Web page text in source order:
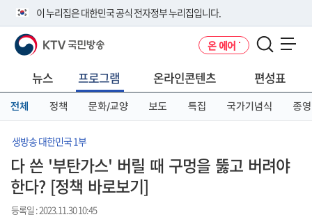
이 누리집은 대한민국 공식 전자정부 누리집입니다.
공식 누리집 주소 확인하기
니다.
이밖에 or.kr 또는 .kr등 다른 도메인 주소를 사용하고 있다면 아래 URL에
서 도메인 주소를 확인해 보세요
KTV 국민방송 온 에어
뉴스 프로그램 온라인콘텐츠 편성표
전체 정책 문화/교양 보도 특집 국가기념식 종영
생방송 대한민국 1부
다 쓴 '부탄가스' 버릴 때 구멍을 뚫고 버려야
한다? [정책 바로보기]
등록일 : 2023.11.30 10:45